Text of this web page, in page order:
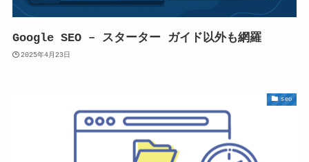
Google SEO – スターター ガイド以外も網羅
2025年4月23日
seo